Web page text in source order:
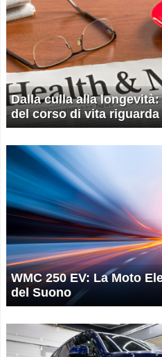
Dalla culla alla
del corso di vita
WMC 250 EV: La Moto
del Suono